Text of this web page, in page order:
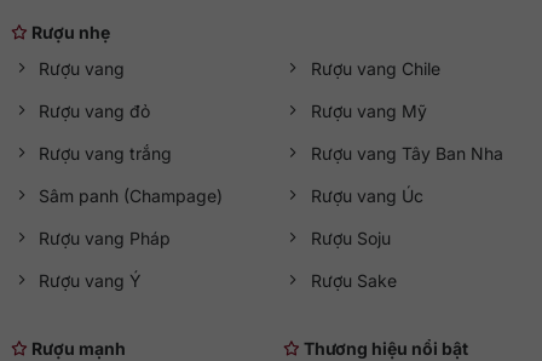
Rượu nhẹ
Rượu vang
Rượu vang đỏ
Rượu vang trắng
Sâm panh (Champage)
Rượu vang Pháp
Rượu vang Ý
Rượu vang Chile
Rượu vang Mỹ
Rượu vang Tây Ban Nha
Rượu vang Úc
Rượu Soju
Rượu Sake
Rượu mạnh
Thương hiệu nổi bật